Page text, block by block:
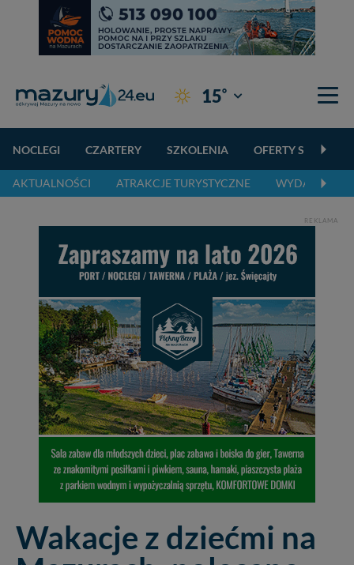
15° Giżycko
NOCLEGI CZARTERY SZKOLENIA OFERTY
AKTUALNOŚCI ATRAKCJE TURYSTYCZNE WYDARZENIA
REKLAMA
Wakacje z dziećmi na